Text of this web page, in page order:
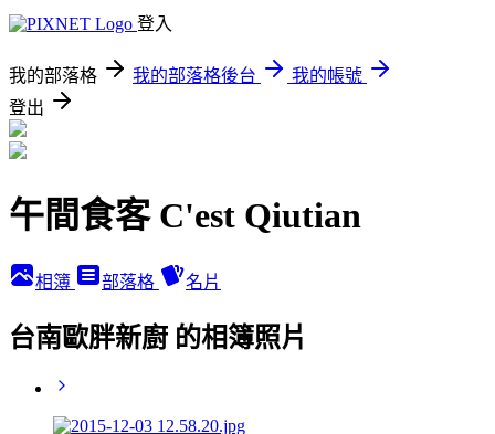
登入
我的部落格 我的部落格後台
我的帳號
登出
午間食客 C'est Qiutian
相簿 部落格 名片
台南歐胖新廚 的相簿照片